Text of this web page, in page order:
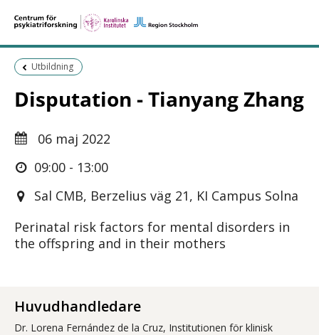
Föregående sida:
Utbildning
Disputation - Tianyang Zhang
06 maj 2022
09:00 - 13:00
Sal CMB, Berzelius väg 21, KI Campus Solna
Perinatal risk factors for mental disorders in
the offspring and in their mothers
Huvudhandledare
Dr. Lorena Fernández de la Cruz, Institutionen för klinisk